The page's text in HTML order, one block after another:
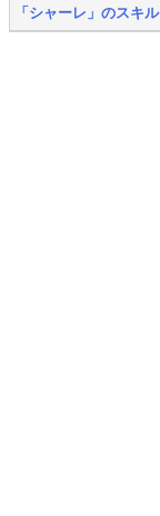
「シャーレ」のスキル